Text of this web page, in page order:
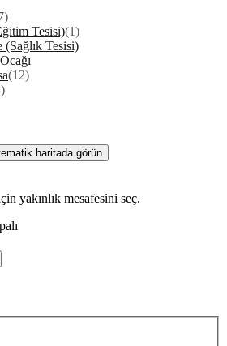
Tesisi)(1)
(Sağlık Tesisi)
(12)
haritada görün
yakınlık mesafesini seç.